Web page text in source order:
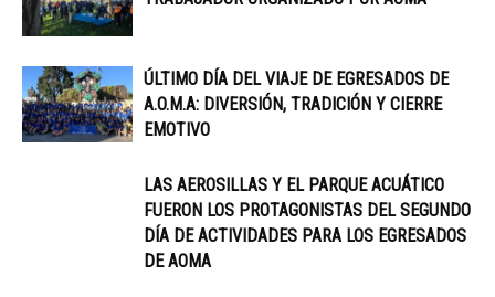
ÚLTIMO DÍA DEL VIAJE DE EGRESADOS DE
A.O.M.A: DIVERSIÓN, TRADICIÓN Y CIERRE
EMOTIVO
LAS AEROSILLAS Y EL PARQUE ACUÁTICO
FUERON LOS PROTAGONISTAS DEL SEGUNDO
DÍA DE ACTIVIDADES PARA LOS EGRESADOS
DE AOMA